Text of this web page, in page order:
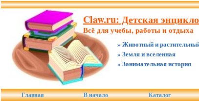
Claw.ru: Детская
Всё для учебы, работы и отдыха
» Животный и
» Земля и вселенная
» Занимательная история
Главная В начало Каталог